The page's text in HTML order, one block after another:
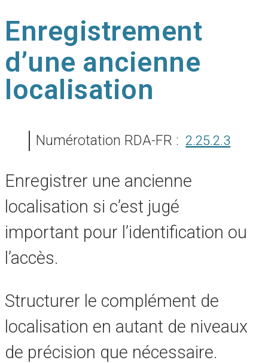
Enregistrement
d’une ancienne
localisation
Numérotation RDA-FR : 2.25.2.3
Enregistrer une ancienne
localisation si c’est jugé
important pour l’identification ou
l’accès.
Structurer le complément de
localisation en autant de niveaux
de précision que nécessaire.